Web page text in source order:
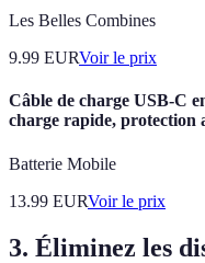
Les Belles Combines
9.99 EURVoir le prix
Câble de charge USB-C
charge rapide, protection
Batterie Mobile
13.99 EURVoir le prix
3. Éliminez les